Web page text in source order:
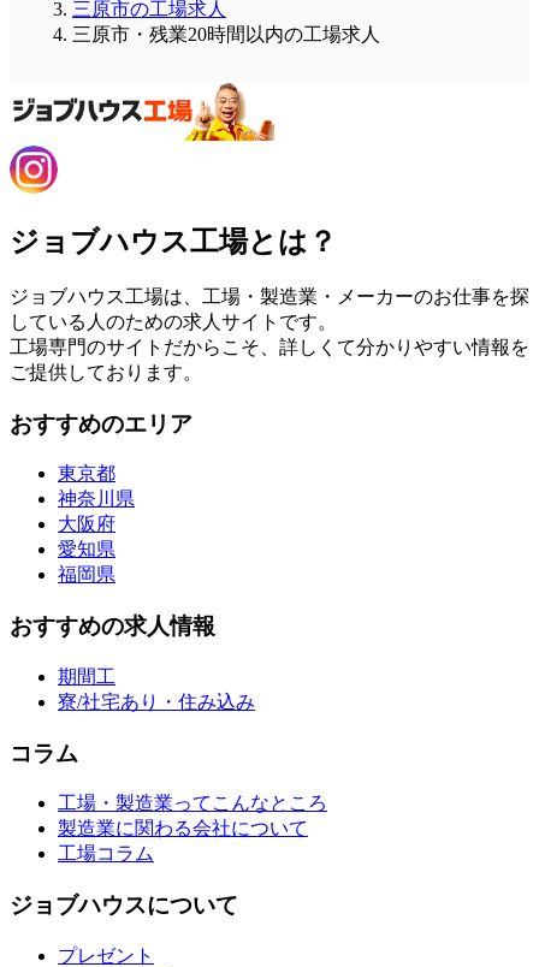
三原市の工場求人
三原市・残業20時間以内の工場求人
ジョブハウス工場とは？
ジョブハウス工場は、工場・製造業・メーカーのお仕事を探
している人のための求人サイトです。
工場専門のサイトだからこそ、詳しくて分かりやすい情報を
ご提供しております。
おすすめのエリア
東京都
神奈川県
大阪府
愛知県
福岡県
おすすめの求人情報
期間工
寮/社宅あり・住み込み
コラム
工場・製造業ってこんなところ
製造業に関わる会社について
工場コラム
ジョブハウスについて
プレゼント